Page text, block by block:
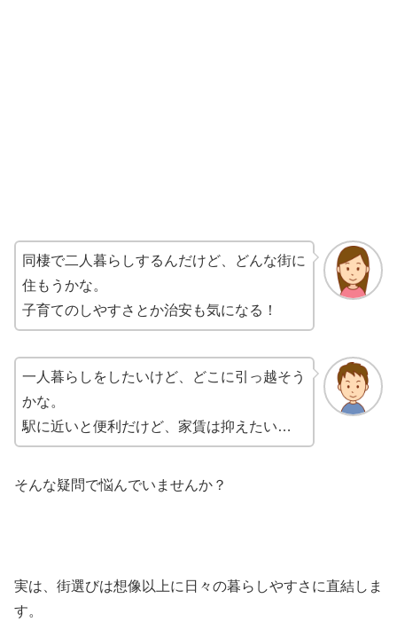
同棲で二人暮らしするんだけど、どんな街に
住もうかな。
子育てのしやすさとか治安も気になる！
一人暮らしをしたいけど、どこに引っ越そう
かな。
駅に近いと便利だけど、家賃は抑えたい…
そんな疑問で悩んでいませんか？
実は、街選びは想像以上に日々の暮らしやすさに直結しま
す。